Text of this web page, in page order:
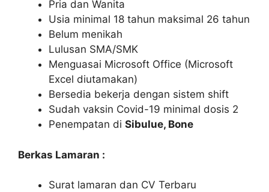
Pria dan Wanita
Usia minimal 18 tahun maksimal 26 tahun
Belum menikah
Lulusan SMA/SMK
Menguasai Microsoft Office (Microsoft
Excel diutamakan)
Bersedia bekerja dengan sistem shift
Sudah vaksin Covid-19 minimal dosis 2
Penempatan di Sibulue, Bone
Berkas Lamaran :
Surat lamaran dan CV Terbaru